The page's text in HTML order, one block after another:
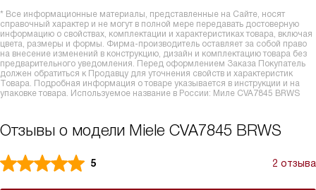
* Все информационные материалы, представленные на Сайте, носят
справочный характер и не могут в полной мере передавать достоверную
информацию о свойствах, комплектации и характеристиках товара, включая
цвета, размеры и формы. Фирма-производитель оставляет за собой право
на внесение изменений в конструкцию, дизайн и комплектацию товара без
предварительного уведомления. Перед оформлением Заказа Покупатель
должен обратиться к Продавцу для уточнения свойств и характеристик
Товара. Подробная информация о товаре указывается в инструкции и на
упаковке товара. Используемое название в России: Миле CVA7845 BRWS
Отзывы о модели Miele CVA7845 BRWS
5 2 отзыва